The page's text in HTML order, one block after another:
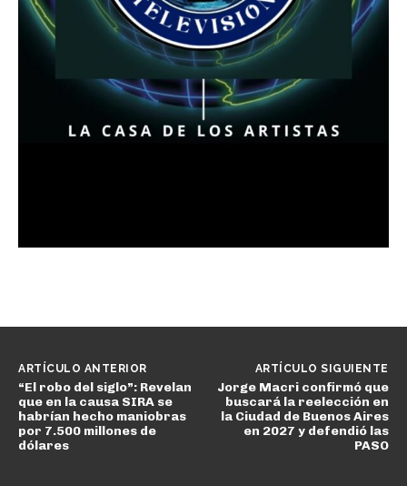
ARTÍCULO ANTERIOR
“El robo del siglo”: Revelan
que en la causa SIRA se
habrían hecho maniobras
por 7.500 millones de
dólares
ARTÍCULO SIGUIENTE
Jorge Macri confirmó que
buscará la reelección en
la Ciudad de Buenos Aires
en 2027 y defendió las
PASO